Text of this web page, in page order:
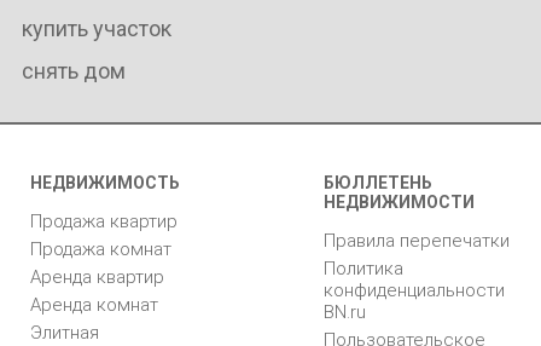
купить участок
снять дом
НЕДВИЖИМОСТЬ
Продажа квартир
Продажа комнат
Аренда квартир
Аренда комнат
Элитная
БЮЛЛЕТЕНЬ
НЕДВИЖИМОСТИ
Правила перепечатки
Политика
конфиденциальности
BN.ru
Пользовательское